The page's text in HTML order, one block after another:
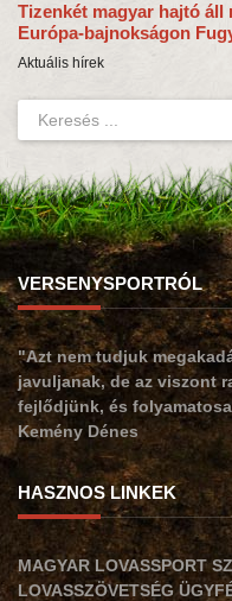
Tizenkét magyar hajtó
Európa-bajnokságon
Aktuális hírek
VERSENYSPORTRÓL
"Azt nem tudjuk
javuljanak, de az viszont
fejlődjünk, és
Kemény Dénes
HASZNOS LINKEK
MAGYAR LOVASSPORT
LOVASSZÖVETSÉG